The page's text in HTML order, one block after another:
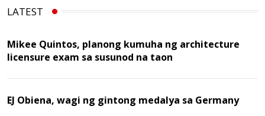
LATEST
Mikee Quintos, planong kumuha ng architecture
licensure exam sa susunod na taon
EJ Obiena, wagi ng gintong medalya sa Germany